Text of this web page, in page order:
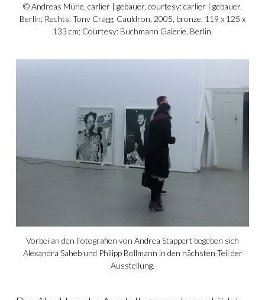
© Andreas Mühe, carlier | gebauer, courtesy: carlier | gebauer,
Berlin; Rechts: Tony Cragg, Cauldron, 2005, bronze, 119 x 125 x
133 cm; Courtesy: Buchmann Galerie, Berlin.
Vorbei an den Fotografien von Andrea Stappert begeben sich
Alexandra Saheb und Philipp Bollmann in den nächsten Teil der
Ausstellung.